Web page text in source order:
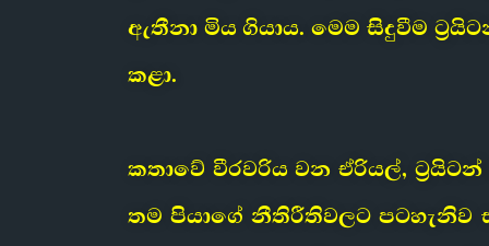
ඇතීනා මිය ගියාය. මෙම සිදුවීම
කළා.
කතාවේ වීරවරිය වන ඒරියල්,
තම පියාගේ නීතිරීතිවලට පටහැනිව